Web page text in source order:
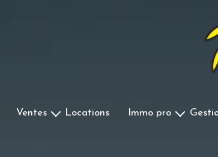
ventes locations immo pro